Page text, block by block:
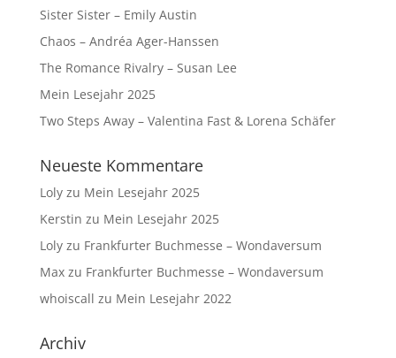
Sister Sister – Emily Austin
Chaos – Andréa Ager-Hanssen
The Romance Rivalry – Susan Lee
Mein Lesejahr 2025
Two Steps Away – Valentina Fast & Lorena Schäfer
Neueste Kommentare
Lolyzu Mein Lesejahr 2025
Kerstin zu Mein Lesejahr 2025
Lolyzu Frankfurter Buchmesse – Wondaversum
Maxzu Frankfurter Buchmesse – Wondaversum
whoiscall zu Mein Lesejahr 2022
Archiv